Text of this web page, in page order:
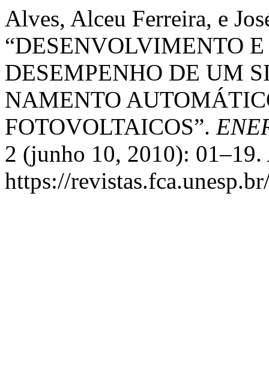
Alves, Alceu Ferreira, e
“DESENVOLVIMENTO
DESEMPENHO DE UM
NAMENTO
FOTOVOLTAICOS”.
2 (junho 10, 2010): 01–19.
https://